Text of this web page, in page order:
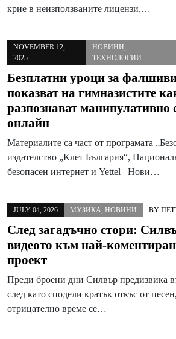
крие в неизползваните лицензи,…
NOVEMBER 12,
2025
НОВИНИ,
ТЕХНОЛОГИИ
Безплатни уроци за
показват на гимназистите
разпознават манипулативно
онлайн
Материалите са част от програмата
издателство „Клет България“,
безопасен интернет и Yettel Нови…
JULY 04, 2026 МУЗИКА, НОВИНИ BY
След загадъчно стори:
видеото към най-
проект
Преди броени дни Силвър предизвика
след като сподели кратък откъс от
отрицателно време се…